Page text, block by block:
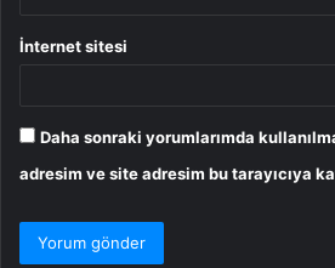
İnternet sitesi
Daha sonraki yorumlarımda
adresim ve site adresim bu tarayıcıya